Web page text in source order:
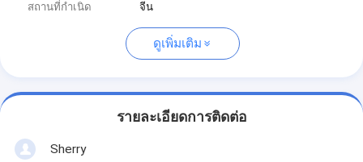
สถานที่กำเนิด
จีน
ดูเพิ่มเติม
รายละเอียดการติดต่อ
Sherry